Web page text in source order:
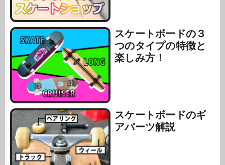
スケートボードの３
つのタイプの特徴と
楽しみ方！
スケートボードのギ
アパーツ解説